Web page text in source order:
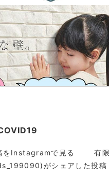
Instagramで見る 有限
がシェアした投